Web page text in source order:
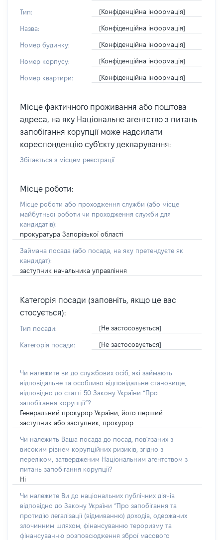
Тип: [Конфіденційна інформація]
Назва: [Конфіденційна інформація]
Номер будинку: [Конфіденційна інформація]
Номер корпусу: [Конфіденційна інформація]
Номер квартири: [Конфіденційна інформація]
Місце фактичного проживання або поштова
адреса, на яку Національне агентство з питань
запобігання корупції може надсилати
кореспонденцію суб'єкту декларування:
Збігається з місцем реєстрації
Місце роботи:
Місце роботи або проходження служби (або місце
майбутньої роботи чи проходження служби для
кандидатів):
прокуратура Запорізької області
Займана посада (або посада, на яку претендуєте як
кандидат):
заступник начальника управління
Категорія посади (заповніть, якщо це вас
стосується):
Тип посади: [Не застосовується]
Категорія посади: [Не застосовується]
Чи належите ви до службових осіб, які займають
відповідальне та особливо відповідальне становище,
відповідно до статті 50 Закону України “Про
запобігання корупції”?
Генеральний прокурор України, його перший
заступник або заступник, прокурор
Чи належить Ваша посада до посад, пов'язаних з
високим рівнем корупційних ризиків, згідно з
переліком, затвердженим Національним агентством з
питань запобігання корупції?
Ні
Чи належите Ви до національних публічних діячів
відповідно до Закону України “Про запобігання та
протидію легалізації (відмиванню) доходів, одержаних
злочинним шляхом, фінансуванню тероризму та
фінансуванню розповсюдження зброї масового